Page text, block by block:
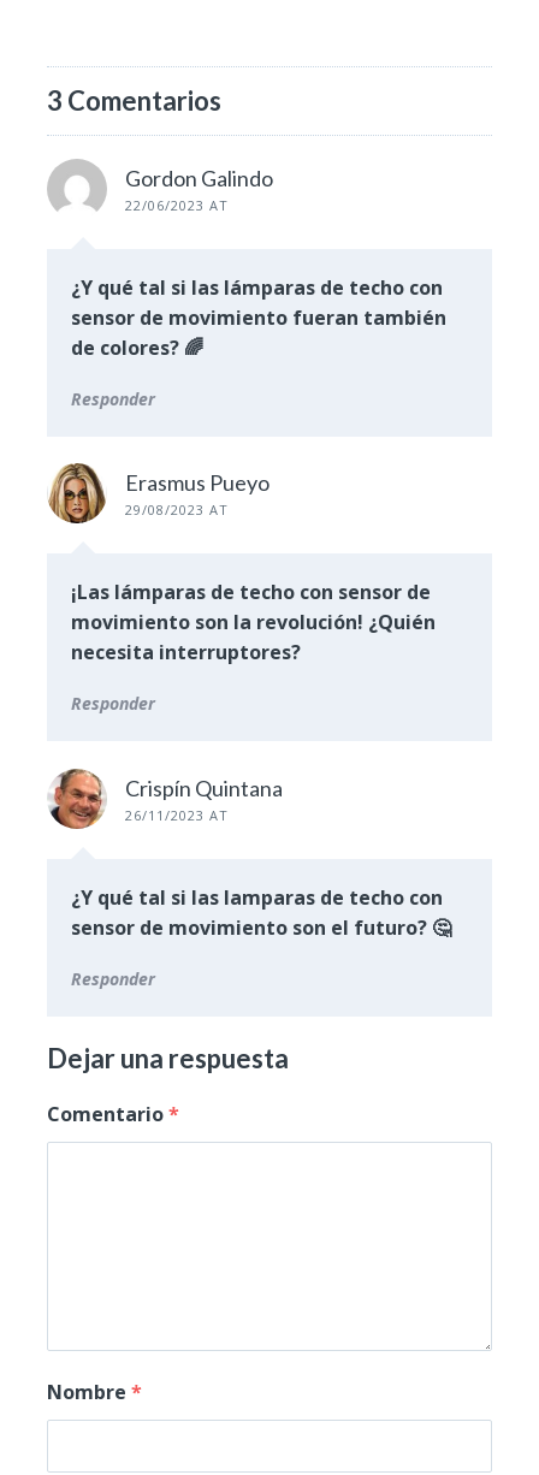
3 Comentarios
Gordon Galindo
22/06/2023 AT
¿Y qué tal si las lámparas de techo con
sensor de movimiento fueran también
de colores? 🌈
Responder
Erasmus Pueyo
29/08/2023 AT
¡Las lámparas de techo con sensor de
movimiento son la revolución! ¿Quién
necesita interruptores?
Responder
Crispín Quintana
26/11/2023 AT
¿Y qué tal si las lamparas de techo con
sensor de movimiento son el futuro? 🤔
Responder
Dejar una respuesta
Comentario*
Nombre *